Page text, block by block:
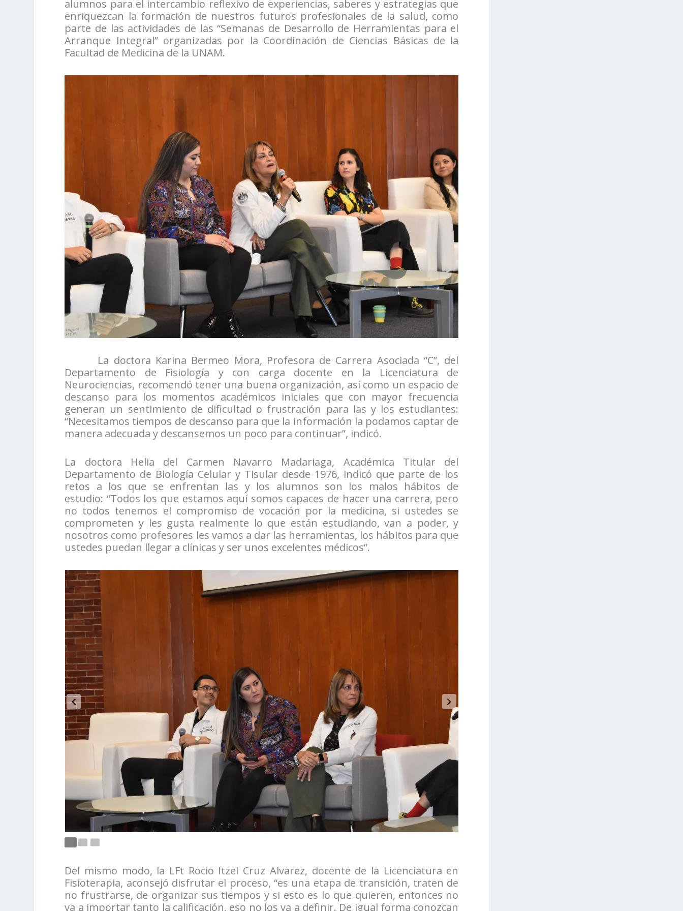
alumnos para el intercambio reflexivo de experiencias, saberes y estrategias que
enriquezcan la formación de nuestros futuros profesionales de la salud, como
parte de las actividades de las “Semanas de Desarrollo de Herramientas para el
Arranque Integral” organizadas por la Coordinación de Ciencias Básicas de la
Facultad de Medicina de la UNAM.
La doctora Karina Bermeo Mora, Profesora de Carrera Asociada “C”, del
Departamento de Fisiología y con carga docente en la Licenciatura de
Neurociencias, recomendó tener una buena organización, así como un espacio de
descanso para los momentos académicos iniciales que con mayor frecuencia
generan un sentimiento de dificultad o frustración para las y los estudiantes:
“Necesitamos tiempos de descanso para que la información la podamos captar de
manera adecuada y descansemos un poco para continuar”, indicó.
La doctora Helia del Carmen Navarro Madariaga, Académica Titular del
Departamento de Biología Celular y Tisular desde 1976, indicó que parte de los
retos a los que se enfrentan las y los alumnos son los malos hábitos de
estudio: “Todos los que estamos aquí somos capaces de hacer una carrera, pero
no todos tenemos el compromiso de vocación por la medicina, si ustedes se
comprometen y les gusta realmente lo que están estudiando, van a poder, y
nosotros como profesores les vamos a dar las herramientas, los hábitos para que
ustedes puedan llegar a clínicas y ser unos excelentes médicos”.
Del mismo modo, la LFt Rocio Itzel Cruz Alvarez, docente de la Licenciatura en
Fisioterapia, aconsejó disfrutar el proceso, “es una etapa de transición, traten de
no frustrarse, de organizar sus tiempos y si esto es lo que quieren, entonces no
va a importar tanto la calificación, eso no los va a definir. De igual forma conozcan